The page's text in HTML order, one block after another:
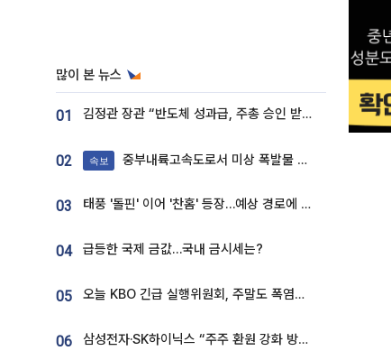
많이 본 뉴스
01 김정관 장관 “반도체 성과급, 주총 승인 받도록”…상법·자본시장법 개정 시사
02 속보 중부내륙고속도로서 미상 폭발물 발견
03 태풍 '돌핀' 이어 '찬홈' 등장…예상 경로에 한국 '한숨'
04 급등한 국제 금값…국내 금시세는?
05 오늘 KBO 긴급 실행위원회, 주말도 폭염취소 될까
06 삼성전자·SK하이닉스 “주주 환원 강화 방안 마련”